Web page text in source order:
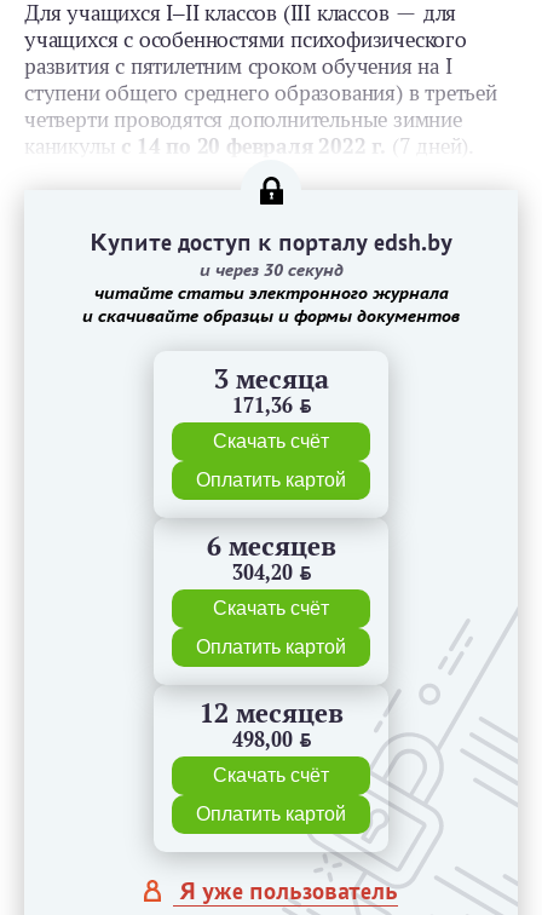
Для учащихся I‒II классов (ІІІ классов — для
учащихся с особенностями психофизического
развития с пятилетним сроком обучения на I
ступени общего среднего образования) в третьей
четверти проводятся дополнительные зимние
каникулы с 14 по 20 февраля 2022 г. (7 дней).
Купите доступ к порталу edsh.by
и через 30 секунд
читайте статьи электронного журнала
и скачивайте образцы и формы документов
3 месяца
171,36 BYN
Скачать счёт
Оплатить картой
6 месяцев
304,20 BYN
Скачать счёт
Оплатить картой
12 месяцев
498,00 BYN
Скачать счёт
Оплатить картой
Я уже пользователь